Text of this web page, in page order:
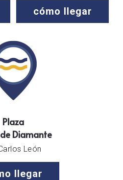
cómo llegar
Plaza
Diamante
León
llegar